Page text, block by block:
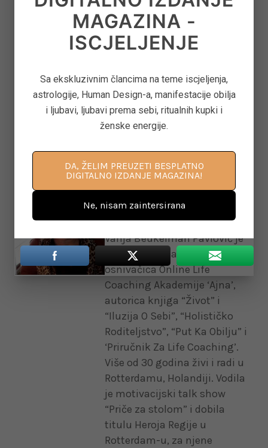
odgovor jer sve zavisi od karaktera roditelja i
djece, kao i od okruženja. Ono što možemo sa
sigurnošću pružiti djeci jeste: ljubav, prostor,
O AUTORU
VANJA BEUKELMAN
PAVLOVIĆ
Vanja Beukelman Pavlović je
life i biznis coach i su-
osnivačica Online Life
Coaching Akademije ‘Ajna’,
autorica knjiga “Život” i
“Iluzija O Sebi”, “Holističko
Roditeljstvo”, “Put Ka Obilju” i
‘Priručnik Za Life Coaching’.
Više od 30 godina živi i radi u
Rotterdamu, Holandiji. Vodila
je motivacijski talk show
“Priče za stolom” i dobila
titulu Heroja Regije u
Rotterdam-u, za njene
MAGAZINA -
ISCJELJENJE
Sa ekskluzivnim člancima na teme iscjeljenja,
astrologije, Human Design-a, manifestacije obilja
i ljubavi, ljubavi prema sebi, ritualnih kupki i
ženske energije.
DA, ŽELIM PREUZETI BESPLATNO
DIGITALNO IZDANJE MAGAZINA!
Ne, nisam zaintersirana